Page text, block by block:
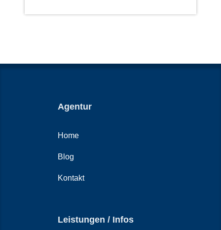
Agentur
Home
Blog
Kontakt
Leistungen / Infos